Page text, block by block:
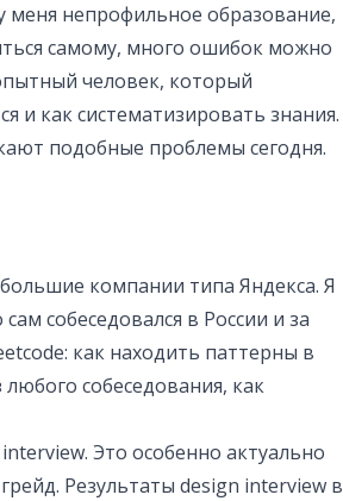
непрофильное образование,
самому, много ошибок можно
человек, который
и как систематизировать знания.
подобные проблемы сегодня.
компании типа Яндекса. Я
собеседовался в России и за
как находить паттерны в
собеседования, как
Это особенно актуально
Результаты design interview в